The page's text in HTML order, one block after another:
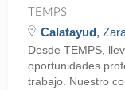
TEMPS
Calatayud,
Desde TEMPS,
oportunidades
trabajo. Nuestro